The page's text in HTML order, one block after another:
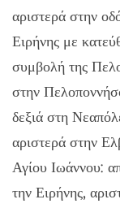
αριστερά στην
Ειρήνης με
συμβολή της
στην
δεξιά στη
αριστερά στην
Αγίου Ιωάννου:
την Ειρήνης,